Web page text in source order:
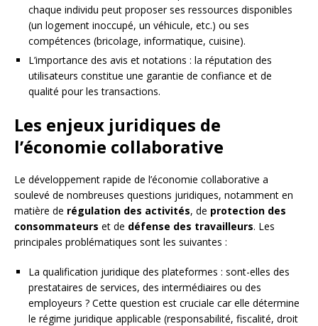
chaque individu peut proposer ses ressources disponibles
(un logement inoccupé, un véhicule, etc.) ou ses
compétences (bricolage, informatique, cuisine).
L’importance des avis et notations : la réputation des
utilisateurs constitue une garantie de confiance et de
qualité pour les transactions.
Les enjeux juridiques de
l’économie collaborative
Le développement rapide de l’économie collaborative a
soulevé de nombreuses questions juridiques, notamment en
matière de régulation des activités, de protection des
consommateurs et de défense des travailleurs. Les
principales problématiques sont les suivantes :
La qualification juridique des plateformes : sont-elles des
prestataires de services, des intermédiaires ou des
employeurs ? Cette question est cruciale car elle détermine
le régime juridique applicable (responsabilité, fiscalité, droit